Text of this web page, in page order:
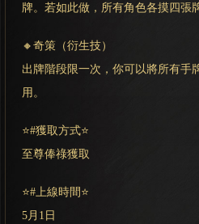
牌。若如此做，所有角色各摸四張牌
🔸奇策（衍生技）
出牌階段限一次，你可以將所有手
用。
⭐#獲取方式⭐
至尊俸祿獲取
⭐#上線時間⭐
5月1日